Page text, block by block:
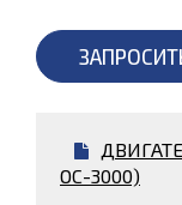
ОС-3000)